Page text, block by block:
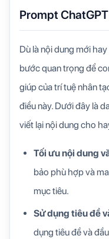
Prompt
Dù là nội dung mới
bước quan trọng để
giúp của trí tuệ nhân
điều này. Dưới đây là
viết lại nội dung cho
Tối ưu nội dung
bảo phù hợp và
mục tiêu.
Sử dụng tiêu đề
dụng tiêu đề và